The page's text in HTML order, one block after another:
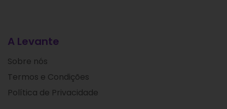
A Levante
Sobre nós
Termos e Condições
Política de Privacidade